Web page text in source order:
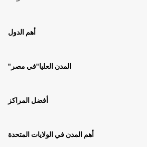
أهم الدول
"المدن العليا"في مصر
أفضل المراكز
أهم المدن في الولايات المتحدة